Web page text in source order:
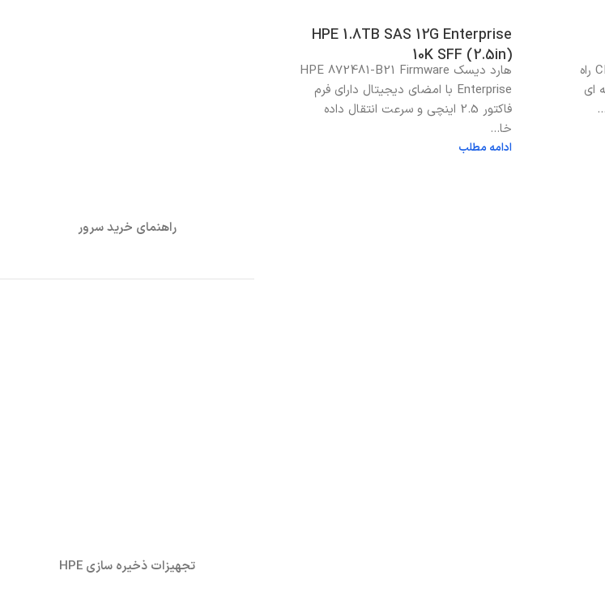
پردازنده CPU Intel Xeon E5-2660 V4 راه
ای
HPE 1.8TB SAS 12G Enterprise
10K SFF (2.5in)
هارد دیسک HPE 872481-B21 Firmware
Enterprise با امضای دیجیتال دارای فرم
فاکتور 2.5 اینچی و سرعت انتقال داده
خا...
ادامه مطلب
راهنمای خرید سرور
تجهیزات ذخیره سازی HPE